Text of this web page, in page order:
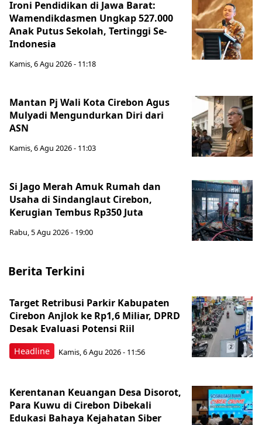
Ironi Pendidikan di Jawa Barat:
Wamendikdasmen Ungkap 527.000
Anak Putus Sekolah, Tertinggi Se-
Indonesia
Kamis, 6 Agu 2026 - 11:18
Mantan Pj Wali Kota Cirebon Agus
Mulyadi Mengundurkan Diri dari
ASN
Kamis, 6 Agu 2026 - 11:03
Si Jago Merah Amuk Rumah dan
Usaha di Sindanglaut Cirebon,
Kerugian Tembus Rp350 Juta
Rabu, 5 Agu 2026 - 19:00
Berita Terkini
Headline
Target Retribusi Parkir Kabupaten
Cirebon Anjlok ke Rp1,6 Miliar, DPRD
Desak Evaluasi Potensi Riil
Kamis, 6 Agu 2026 - 11:56
Kerentanan Keuangan Desa Disorot,
Para Kuwu di Cirebon Dibekali
Edukasi Bahaya Kejahatan Siber